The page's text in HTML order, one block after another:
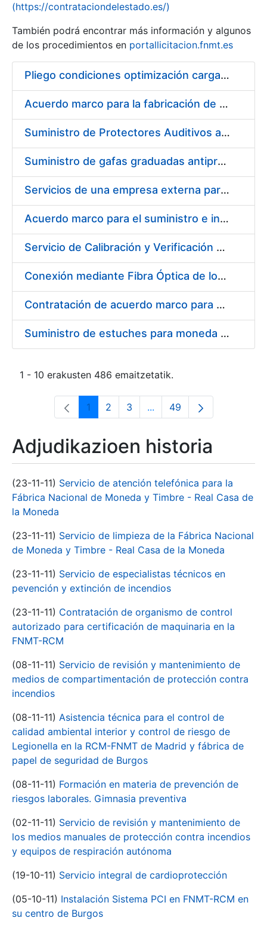
Erakutsi/Ezkutatu
(https://contrataciondelestado.es/)
También podrá encontrar más información y algunos
de los procedimientos en portallicitacion.fnmt.es
Pliego condiciones optimización cargas compras firmado
Acuerdo marco para la fabricación de piezas
Suministro de Protectores Auditivos a medida para las personas trabajadoras de los Centros de Trabajo de Madrid y Burgos
Suministro de gafas graduadas antiproyecciones para los trabajadores de la FNMT-RCM en los centros de trabajo de Madrid y Burgos
Servicios de una empresa externa para el asesoramiento y resolución de los recursos de alzada que se presentan relacionados con procesos de selección para la FNMT-RCM
Acuerdo marco para el suministro e instalación de persianas, estores y otros complementos
Servicio de Calibración y Verificación Externa de los Equipos de Medición del Servicio de Prevención de la FNMT-RCM
Conexión mediante Fibra Óptica de los Centros de Proceso de Datos (CPDs) de las sedes de la FNMT-RCM de Burgos y Madrid
Contratación de acuerdo marco para el Suministro de Material de Electricidad para la Fábrica Nacional de Moneda y Timbre-Real Casa de la Moneda en su centro de trabajo de Burgos
Suministro de estuches para moneda de 30 €
1 - 10 erakusten 486 emaitzetatik.
Orrialdea
1 Orrialdea
2 Orrialdea
3 ...Intermediate Pages Use
Orrialdea
49
Adjudikazioen historia
(23-11-11) Servicio de atención telefónica para la
Fábrica Nacional de Moneda y Timbre - Real Casa de
la Moneda
(23-11-11) Servicio de limpieza de la Fábrica Nacional
de Moneda y Timbre - Real Casa de la Moneda
(23-11-11) Servicio de especialistas técnicos en
pevención y extinción de incendios
(23-11-11) Contratación de organismo de control
autorizado para certificación de maquinaria en la
FNMT-RCM
(08-11-11) Servicio de revisión y mantenimiento de
medios de compartimentación de protección contra
incendios
(08-11-11) Asistencia técnica para el control de
calidad ambiental interior y control de riesgo de
Legionella en la RCM-FNMT de Madrid y fábrica de
papel de seguridad de Burgos
(08-11-11) Formación en materia de prevención de
riesgos laborales. Gimnasia preventiva
(02-11-11) Servicio de revisión y mantenimiento de
los medios manuales de protección contra incendios
y equipos de respiración autónoma
(19-10-11) Servicio integral de cardioprotección
(05-10-11) Instalación Sistema PCI en FNMT-RCM en
su centro de Burgos